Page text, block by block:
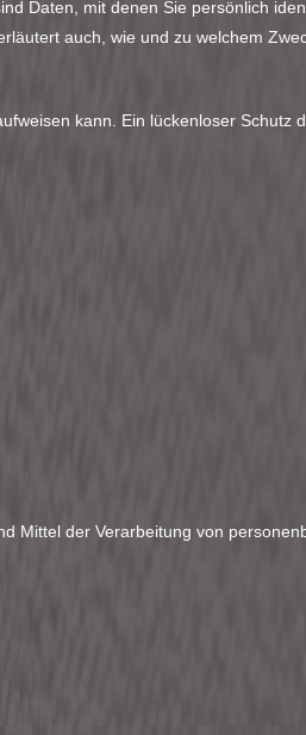
Daten, mit denen Sie persönlich
auch, wie und zu welchem
kann. Ein lückenloser Schutz
Mittel der Verarbeitung von